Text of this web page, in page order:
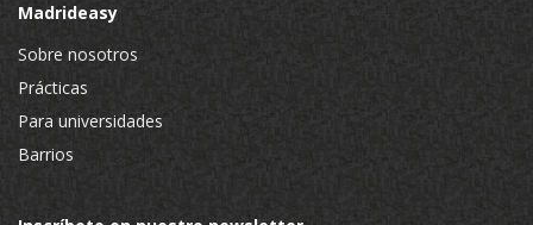
Madrideasy
Sobre nosotros
Prácticas
Para universidades
Barrios